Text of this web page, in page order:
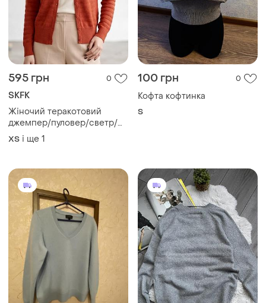
595 грн 0
SKFK
Жіночий теракотовий
джемпер/пуловер/светр/
кофта/кардиган тонкої
вʼязки на ґудзиках, котонова
ХS і ще 1
100 грн 0
Кофта кофтинка
S